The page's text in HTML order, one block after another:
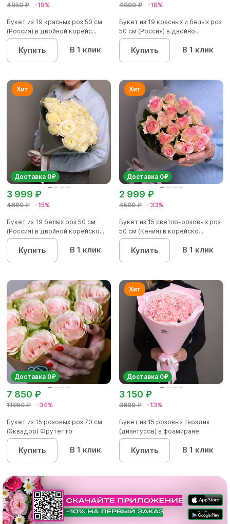
4850 ₽ -18%
Букет из 19 красных роз 50 см
(Россия) в двойной корейс...
Купить В 1 клик
4880 ₽ -18%
Букет из 19 красных и белых роз
50 см (Россия) в двойно...
Купить В 1 клик
Доставка 0₽
4690 ₽ -15%
3 999 ₽
Букет из 19 белых роз 50 см
(Россия) в двойной корейско...
Купить В 1 клик
Доставка 0₽
4500 ₽ -33%
2 999 ₽
Букет из 15 светло-розовых роз
50 см (Кения) в корейско...
Купить В 1 клик
Доставка 0₽
11950 ₽ -34%
7 850 ₽
Букет из 15 розовых роз 70 см
(Эквадор) Фрутетто
Купить В 1 клик
Доставка 0₽
3600 ₽ -13%
3 150 ₽
Букет из 15 розовых гвоздик
(диантусов) в фоамиране
Купить В 1 клик